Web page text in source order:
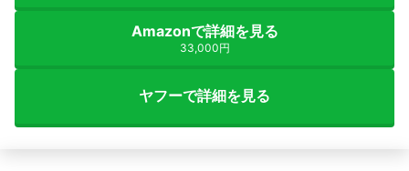
Amazonで詳細を見る
33,000円
ヤフーで詳細を見る